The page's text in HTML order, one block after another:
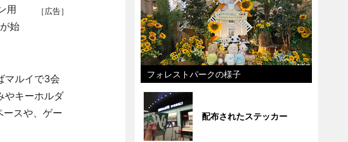
［広告］
用
始
マルイで3会
やキーホルダ
スや、ゲー
フォレストパークの様子
配布されたステッカー